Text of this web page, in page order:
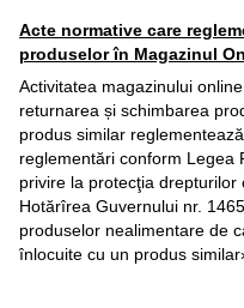
Acte normative care
produselor în Magazinul
Activitatea magazinului
returnarea și schimbarea
produs similar
reglementări conform Legea
privire la protecţia drepturilor
Hotărîrea Guvernului nr.
produselor nealimentare de
înlocuite cu un produs